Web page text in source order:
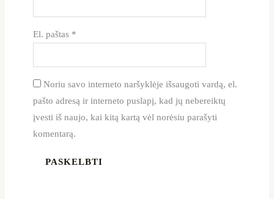
El. paštas *
Noriu savo interneto naršyklėje išsaugoti vardą, el.
pašto adresą ir interneto puslapį, kad jų nebereiktų
įvesti iš naujo, kai kitą kartą vėl norėsiu parašyti
komentarą.